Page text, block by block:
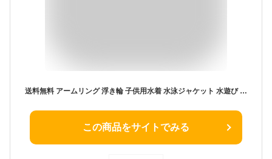
送料無料 アームリング 浮き輪 子供用水着 水泳ジャケット 水遊び スイミング 男の子 女の子 安全 子供用ベスト 水泳用具 可愛い アームリング 浮き輪 スイミング補助具 夏休み 海 プール
この商品をサイトでみる